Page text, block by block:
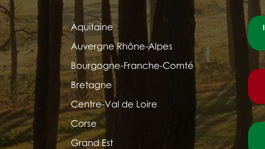
Aquitaine
Auvergne Rhône-Alpes
Bourgogne-Franche-Comté
Bretagne
Centre-Val de Loire
Corse
Grand Est